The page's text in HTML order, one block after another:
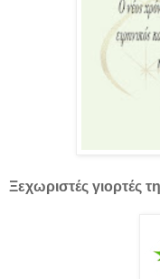
Ξεχωριστές γιορτές